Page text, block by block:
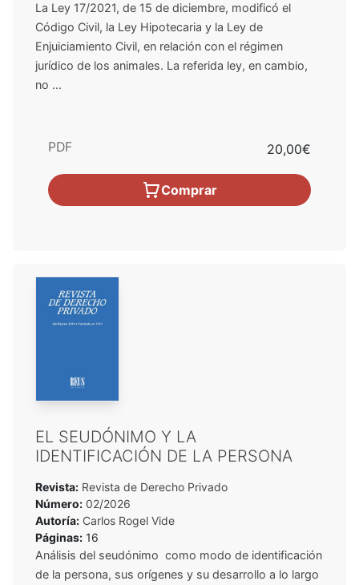
La Ley 17/2021, de 15 de diciembre, modificó el
Código Civil, la Ley Hipotecaria y la Ley de
Enjuiciamiento Civil, en relación con el régimen
jurídico de los animales. La referida ley, en cambio,
no ...
PDF 20,00€
Comprar
EL SEUDÓNIMO Y LA
IDENTIFICACIÓN DE LA PERSONA
Revista: Revista de Derecho Privado
Número: 02/2026
Autoría: Carlos Rogel Vide
Páginas: 16
Análisis del seudónimo como modo de identificación
de la persona, sus orígenes y su desarrollo a lo largo